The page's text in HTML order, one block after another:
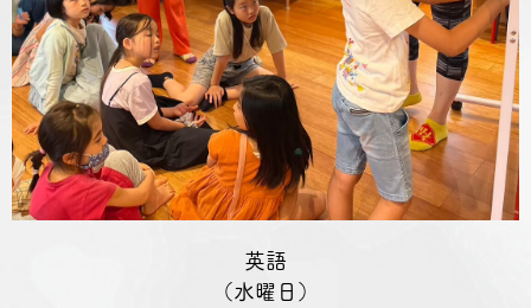
英語
（水曜日）